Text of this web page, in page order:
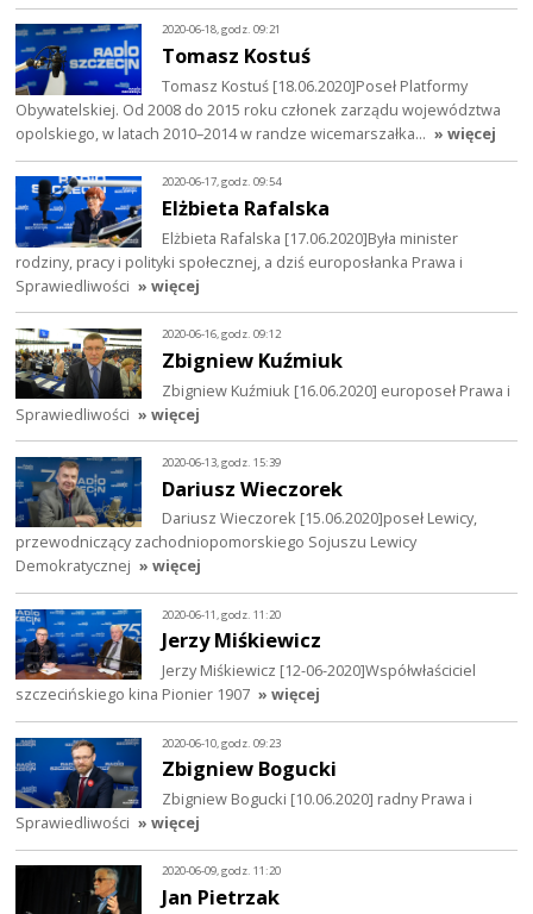
2020-06-18, godz. 09:21
Tomasz Kostuś
Tomasz Kostuś [18.06.2020]Poseł Platformy
Obywatelskiej. Od 2008 do 2015 roku członek zarządu województwa
opolskiego, w latach 2010–2014 w randze wicemarszałka… » więcej
2020-06-17, godz. 09:54
Elżbieta Rafalska
Elżbieta Rafalska [17.06.2020]Była minister
rodziny, pracy i polityki społecznej, a dziś europosłanka Prawa i
Sprawiedliwości » więcej
2020-06-16, godz. 09:12
Zbigniew Kuźmiuk
Zbigniew Kuźmiuk [16.06.2020] europoseł Prawa i
Sprawiedliwości » więcej
2020-06-13, godz. 15:39
Dariusz Wieczorek
Dariusz Wieczorek [15.06.2020]poseł Lewicy,
przewodniczący zachodniopomorskiego Sojuszu Lewicy
Demokratycznej » więcej
2020-06-11, godz. 11:20
Jerzy Miśkiewicz
Jerzy Miśkiewicz [12-06-2020]Współwłaściciel
szczecińskiego kina Pionier 1907 » więcej
2020-06-10, godz. 09:23
Zbigniew Bogucki
Zbigniew Bogucki [10.06.2020] radny Prawa i
Sprawiedliwości » więcej
2020-06-09, godz. 11:20
Jan Pietrzak